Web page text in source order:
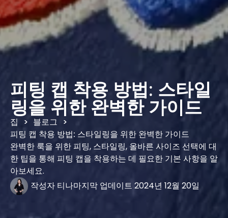
피팅 캡 착용 방법: 스타일
링을 위한 완벽한 가이드
집 > 블로그 >
피팅 캡 착용 방법: 스타일링을 위한 완벽한 가이드
완벽한 룩을 위한 피팅, 스타일링, 올바른 사이즈 선택에 대
한 팁을 통해 피팅 캡을 착용하는 데 필요한 기본 사항을 알
아보세요.
작성자 티나마지막 업데이트 2024년 12월 20일